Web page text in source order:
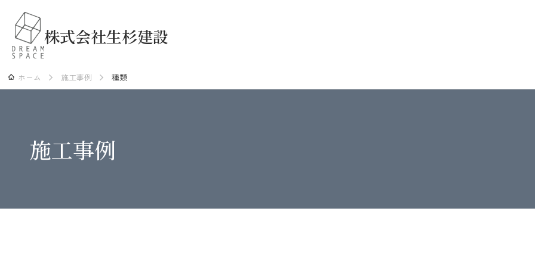
株式会社生杉建設
ホーム 施工事例 種類
施工事例